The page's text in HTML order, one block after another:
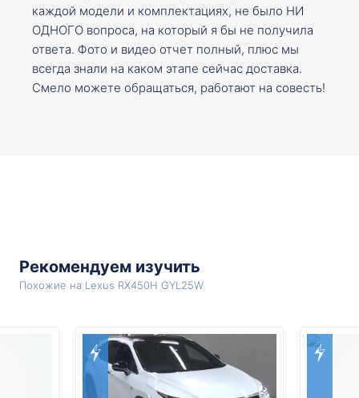
каждой модели и комплектациях, не было НИ
ОДНОГО вопроса, на который я бы не получила
ответа. Фото и видео отчет полный, плюс мы
всегда знали на каком этапе сейчас доставка.
Смело можете обращаться, работают на совесть!
Рекомендуем изучить
Похожие на Lexus RX450H GYL25W